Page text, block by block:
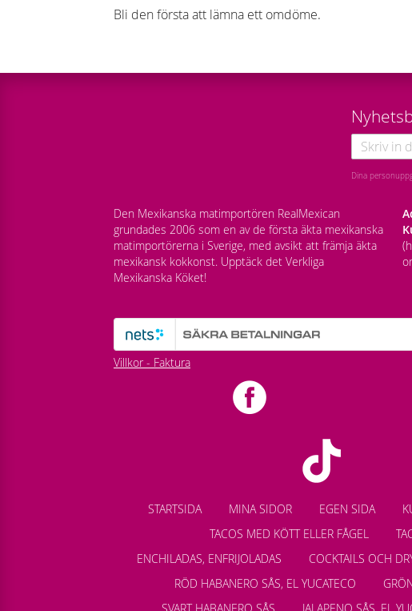
Bli den första att lämna ett omdöme.
Dina
Den Mexikanska matimportören RealMexican
grundades 2006 som en av de första äkta mexikanska
matimportörerna i Sverige, med avsikt att främja äkta
mexikansk kokkonst. Upptäck det Verkliga
Mexikanska Köket!
Villkor - Faktura
STARTSIDA MINA SIDOR EGEN SIDA
TACOS MED KÖTT ELLER FÅGEL
ENCHILADAS, ENFRIJOLADAS
COCKTAILS OCH
RÖD HABANERO SÅS, EL YUCATECO